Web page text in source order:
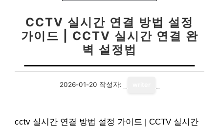
CCTV 실시간 연결 방법 설정
가이드 | CCTV 실시간 연결 완
벽 설정법
2026-01-20 작성자:
cctv 실시간 연결 방법 설정 가이드 | CCTV 실시간